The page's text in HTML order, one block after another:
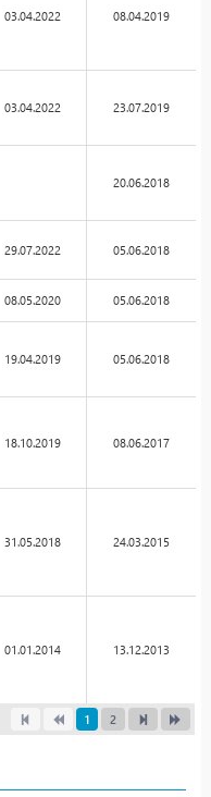
03.04.2022 08.04.2019
03.04.2022 23.07.2019
20.06.2018
29.07.2022 05.06.2018
08.05.2020 05.06.2018
19.04.2019 05.06.2018
18.10.2019 08.06.2017
31.05.2018 24.03.2015
01.01.2014 13.12.2013
1 2